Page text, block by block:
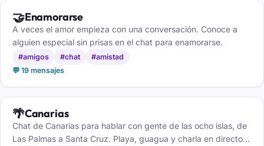
🤝Enamorarse
A veces el amor empieza con una conversación. Conoce a
alguien especial sin prisas en el chat para enamorarse.
#amigos #chat
#amistad
💬 19 mensajes
🌴Canarias
Chat de Canarias para hablar con gente de las ocho islas, de
Las Palmas a Santa Cruz. Playa, guagua y charla en directo,